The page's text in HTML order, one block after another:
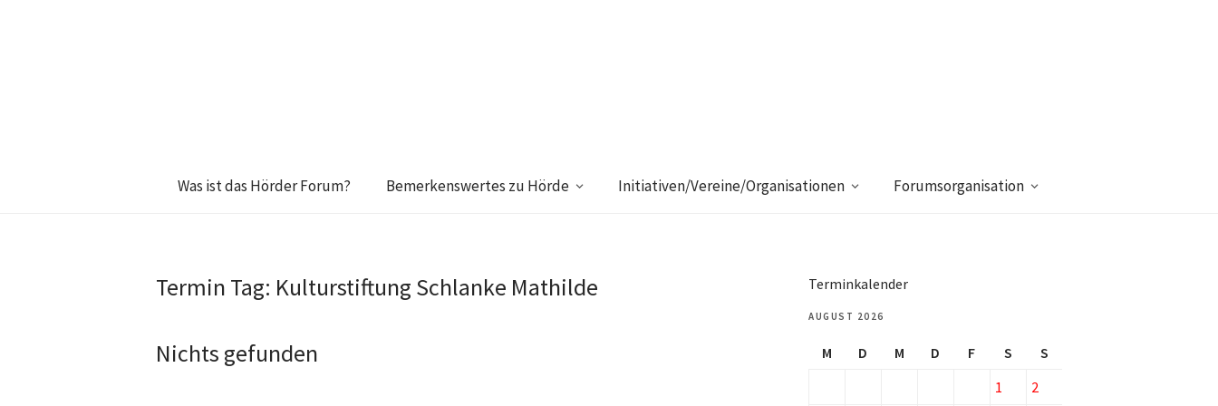
Was ist das Hörder Forum? Bemerkenswertes zu Hörde Initiativen/Vereine/Organisationen Forumsorganisation
Termin Tag: Kulturstiftung Schlanke Mathilde
Nichts gefunden
Terminkalender
AUGUST 2026
M D M D F S
S
1
2